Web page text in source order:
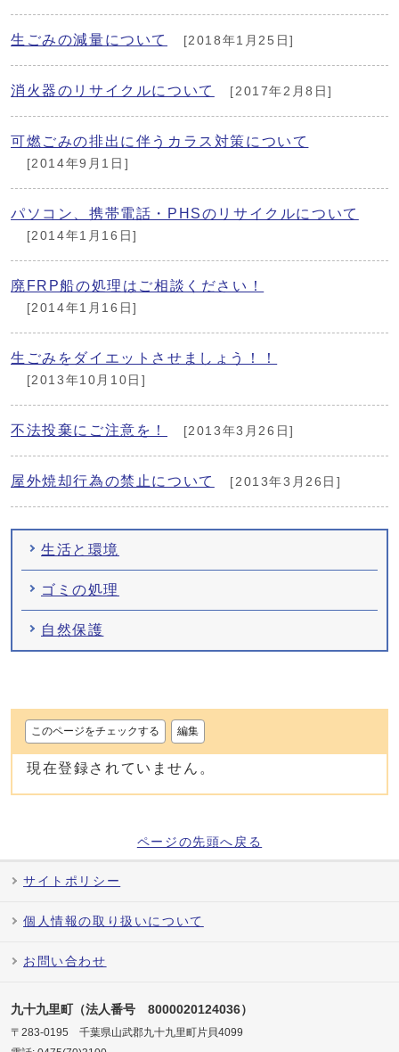
生ごみの減量について [2018年1月25日]
消火器のリサイクルについて [2017年2月8日]
可燃ごみの排出に伴うカラス対策について
[2014年9月1日]
パソコン、携帯電話・PHSのリサイクルについて
[2014年1月16日]
廃FRP船の処理はご相談ください！
[2014年1月16日]
生ごみをダイエットさせましょう！！
[2013年10月10日]
不法投棄にご注意を！ [2013年3月26日]
屋外焼却行為の禁止について [2013年3月26日]
生活と環境
ゴミの処理
自然保護
このページをチェックする 編集
現在登録されていません。
ページの先頭へ戻る
サイトポリシー
個人情報の取り扱いについて
お問い合わせ
九十九里町（法人番号 8000020124036）
〒283-0195 千葉県山武郡九十九里町片貝4099